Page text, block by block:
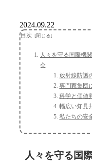
2024.09.22
目次
人々を守る国際機
会
放射線防護
専門家集団
科学と価値
幅広い知見
私たちの安
人々を守る国